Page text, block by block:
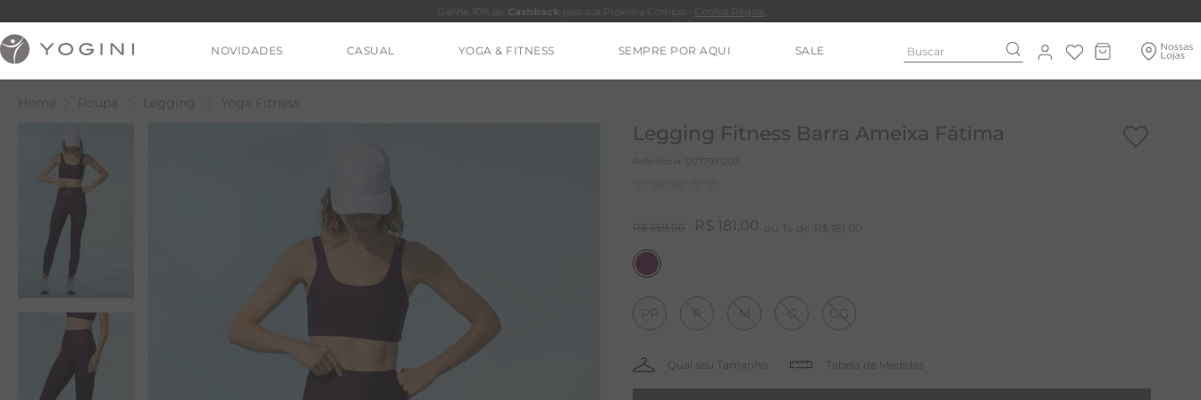
Cashback Confira Regras
NOVIDADES CASUAL YOGA & FITNESS SEMPRE POR AQUI SALE Buscar
Roupa Legging Yoga Fitness
Legging Fitness Barra Ameixa Fátima
Referência 0077931203
R$ 259,00 R$ 181 ,00 181
PP P M G GG
Tabela de Medidas
BLUSAS
VESTIDOS
BAMBU
BARRA
MACACÃO
TIE DYE
ALGODÃO